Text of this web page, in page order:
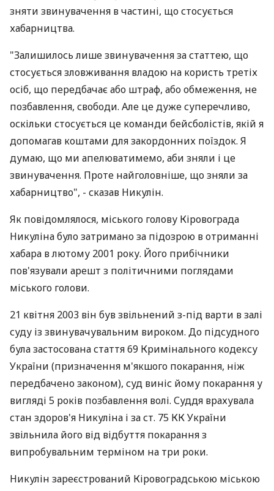
зняти звинувачення в частині, що стосується
хабарництва.
"Залишилось лише звинувачення за статтею, що
стосується зловживання владою на користь третіх
осіб, що передбачає або штраф, або обмеження, не
позбавлення, свободи. Але це дуже суперечливо,
оскільки стосується це команди бейсболістів, якій я
допомагав коштами для закордонних поїздок. Я
думаю, що ми апелюватимемо, аби зняли і це
звинувачення. Проте найголовніше, що зняли за
хабарництво", - сказав Никулін.
Як повідомлялося, міського голову Кіровограда
Никуліна було затримано за підозрою в отриманні
хабара в лютому 2001 року. Його прибічники
пов'язували арешт з політичними поглядами
міського голови.
21 квітня 2003 він був звільнений з-під варти в залі
суду із звинувачувальним вироком. До підсудного
була застосована стаття 69 Кримінального кодексу
України (призначення м'якшого покарання, ніж
передбачено законом), суд виніс йому покарання у
вигляді 5 років позбавлення волі. Суддя врахувала
стан здоров'я Никуліна і за ст. 75 КК України
звільнила його від відбуття покарання з
випробувальним терміном на три роки.
Никулін зареєстрований Кіровоградською міською